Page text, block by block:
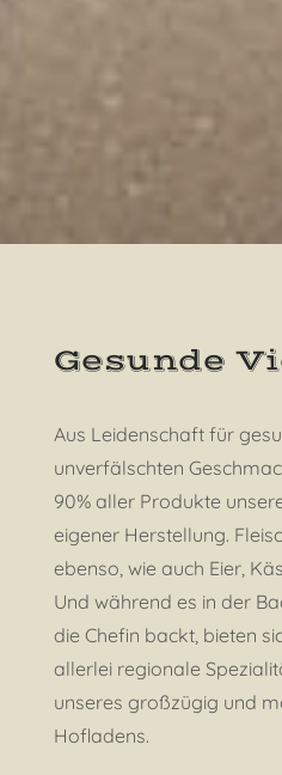
Gesunde
Aus Leidenschaft für
unverfälschten
90% aller Produkte
eigener Herstellung.
ebenso, wie auch Eier,
Und während es in der
die Chefin backt, bieten
allerlei regionale
unseres großzügig und
Hofladens.